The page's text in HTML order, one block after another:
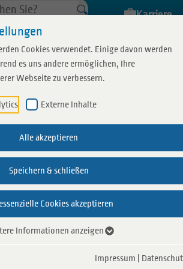
Cookies verwendet. Einige davon werden
es uns andere ermöglichen, Ihre
Webseite zu verbessern.
Externe Inhalte
Alle akzeptieren
Speichern & schließen
Cookies akzeptieren
Informationen anzeigen
Impressum
Karriere
Schwimmbad Events
Schwimmkurse
Weitere
Freibad
Freibad
Damensauna
Veranstaltungen Sauna
Indoor-Sport
Gastronomie
Schwimmbad
Sauna Gastronomie
In unserem News-
und ein Archiv mit
Sie, dass die
zu publizistischen
Urheberrechts für